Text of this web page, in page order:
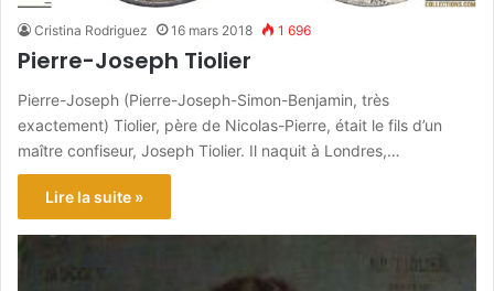
Cristina Rodriguez 16 mars 2018 1 696
Pierre-Joseph Tiolier
Pierre-Joseph (Pierre-Joseph-Simon-Benjamin, très
exactement) Tiolier, père de Nicolas-Pierre, était le fils d’un
maître confiseur, Joseph Tiolier. Il naquit à Londres,…
Lire la suite »